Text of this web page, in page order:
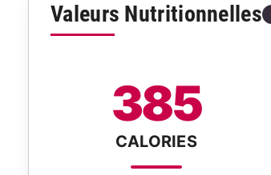
Valeurs Nutritionnelles
385
CALORIES